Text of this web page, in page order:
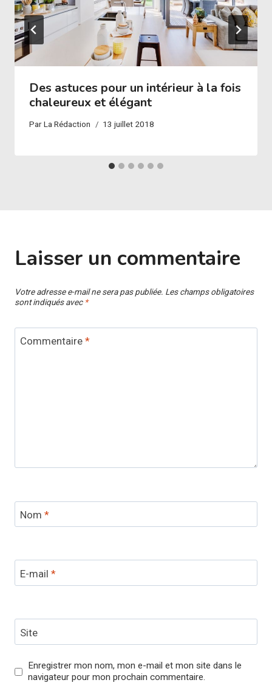
Des astuces pour un intérieur à la fois
chaleureux et élégant
ParLa Rédaction 13 juillet 2018
Laisser un commentaire
Votre adresse e-mail ne sera pas publiée. Les champs obligatoires
sont indiqués avec *
Commentaire *
Nom *
E-mail *
Site
Enregistrer mon nom, mon e-mail et mon site dans le
navigateur pour mon prochain commentaire.